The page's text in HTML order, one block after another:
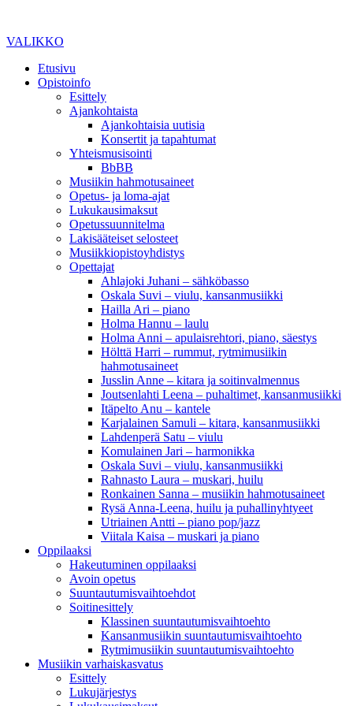
VALIKKO
Etusivu
Opistoinfo
Esittely
Ajankohtaista
Ajankohtaisia uutisia
Konsertit ja tapahtumat
Yhteismusisointi
BbBB
Musiikin hahmotusaineet
Opetus- ja loma-ajat
Lukukausimaksut
Opetussuunnitelma
Lakisääteiset selosteet
Musiikkiopistoyhdistys
Opettajat
Ahlajoki Juhani – sähköbasso
Oskala Suvi – viulu, kansanmusiikki
Hailla Ari – piano
Holma Hannu – laulu
Holma Anni – apulaisrehtori, piano, säestys
Hölttä Harri – rummut, rytmimusiikin
hahmotusaineet
Jusslin Anne – kitara ja soitinvalmennus
Joutsenlahti Leena – puhaltimet, kansanmusiikki
Itäpelto Anu – kantele
Karjalainen Samuli – kitara, kansanmusiikki
Lahdenperä Satu – viulu
Komulainen Jari – harmonikka
Oskala Suvi – viulu, kansanmusiikki
Rahnasto Laura – muskari, huilu
Ronkainen Sanna – musiikin hahmotusaineet
Rysä Anna-Leena, huilu ja puhallinyhtyeet
Utriainen Antti – piano pop/jazz
Viitala Kaisa – muskari ja piano
Oppilaaksi
Hakeutuminen oppilaaksi
Avoin opetus
Suuntautumisvaihtoehdot
Soitinesittely
Klassinen suuntautumisvaihtoehto
Kansanmusiikin suuntautumisvaihtoehto
Rytmimusiikin suuntautumisvaihtoehto
Musiikin varhaiskasvatus
Esittely
Lukujärjestys